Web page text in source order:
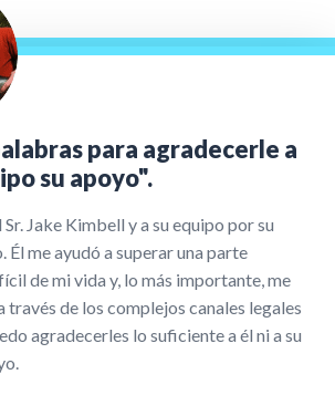
para agradecerle a
su apoyo".
Jake Kimbell y a su equipo por su
Él me ayudó a superar una parte
de mi vida y, lo más importante, me
través de los complejos canales legales
agradecerles lo suficiente a él ni a su